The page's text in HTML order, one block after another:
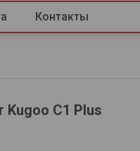
Контакты
Kugoo C1 Plus